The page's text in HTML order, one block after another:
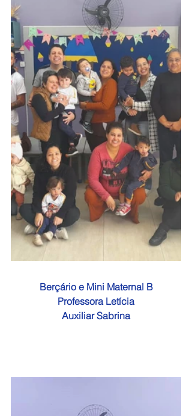
Berçário e Mini Maternal B
Professora Letícia
Auxiliar Sabrina